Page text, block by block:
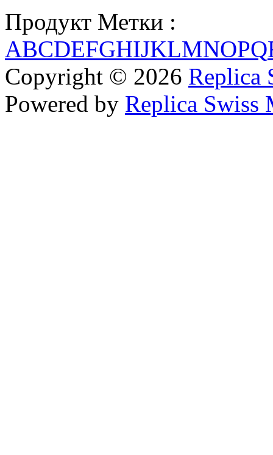
Продукт Метки :
ABCDEFGHIJKLMNOPQ
Copyright © 2026 Replica
Powered by Replica Swiss